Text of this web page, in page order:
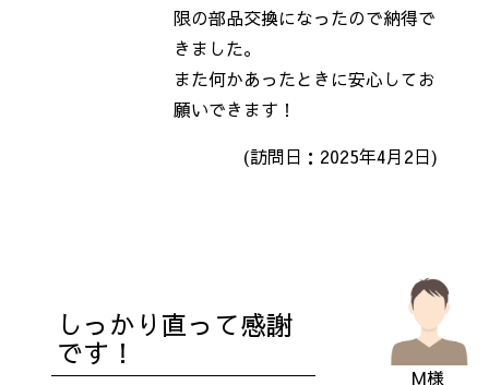
限の部品交換になったので納得で
きました。
また何かあったときに安心してお
願いできます！
(訪問日：2025年4月2日)
M様
しっかり直って感謝
です！